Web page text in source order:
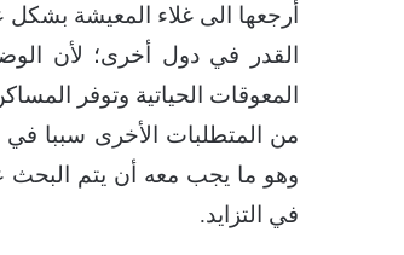
أرجعها الى غلاء المعيشة
القدر في دول أخرى؛ لأن
المعوقات الحياتية وتوفر
من المتطلبات الأخرى سببا في
وهو ما يجب معه أن يتم
في التزايد.